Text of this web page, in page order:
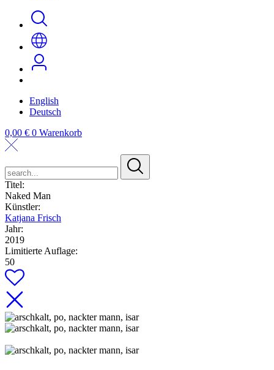
English
Deutsch
0,00 € 0 Warenkorb
Titel:
Naked Man
Künstler:
Katjana Frisch
Jahr:
2019
Limitierte Auflage:
50